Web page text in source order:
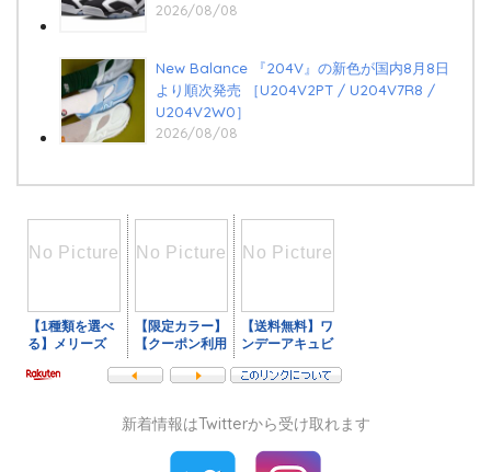
2026/08/08
New Balance 『204V』の新色が国内8月8日
より順次発売 ［U204V2PT / U204V7R8 /
U204V2W0］
2026/08/08
新着情報はTwitterから受け取れます